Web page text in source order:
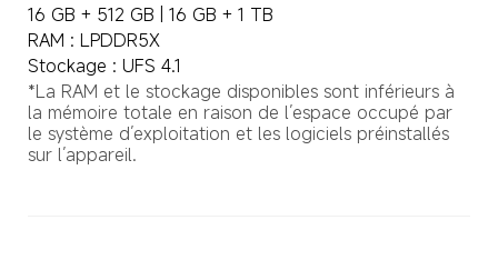
16 GB + 512 GB | 16 GB + 1 TB
RAM : LPDDR5X
Stockage : UFS 4.1
*La RAM et le stockage disponibles sont inférieurs à
la mémoire totale en raison de l’espace occupé par
le système d’exploitation et les logiciels préinstallés
sur l’appareil.